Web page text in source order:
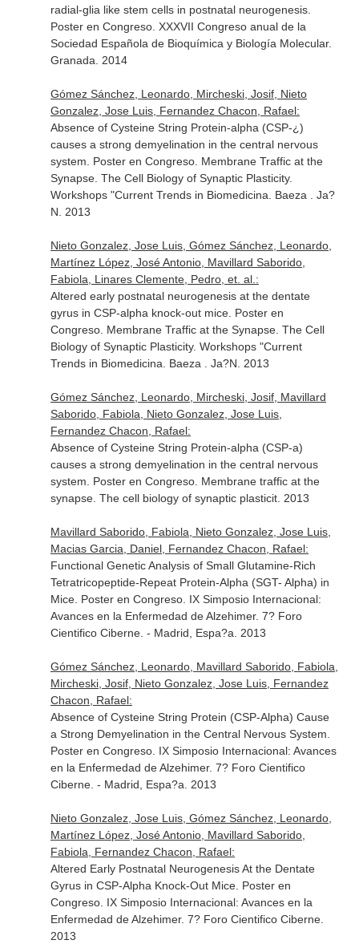
radial-glia like stem cells in postnatal neurogenesis.
Poster en Congreso. XXXVII Congreso anual de la
Sociedad Española de Bioquímica y Biología Molecular.
Granada. 2014
Gómez Sánchez, Leonardo, Mircheski, Josif, Nieto
Gonzalez, Jose Luis, Fernandez Chacon, Rafael:
Absence of Cysteine String Protein-alpha (CSP-¿)
causes a strong demyelination in the central nervous
system. Poster en Congreso. Membrane Traffic at the
Synapse. The Cell Biology of Synaptic Plasticity.
Workshops "Current Trends in Biomedicina. Baeza . Ja?
N. 2013
Nieto Gonzalez, Jose Luis, Gómez Sánchez, Leonardo,
Martínez López, José Antonio, Mavillard Saborido,
Fabiola, Linares Clemente, Pedro, et. al.:
Altered early postnatal neurogenesis at the dentate
gyrus in CSP-alpha knock-out mice. Poster en
Congreso. Membrane Traffic at the Synapse. The Cell
Biology of Synaptic Plasticity. Workshops "Current
Trends in Biomedicina. Baeza . Ja?N. 2013
Gómez Sánchez, Leonardo, Mircheski, Josif, Mavillard
Saborido, Fabiola, Nieto Gonzalez, Jose Luis,
Fernandez Chacon, Rafael:
Absence of Cysteine String Protein-alpha (CSP-a)
causes a strong demyelination in the central nervous
system. Poster en Congreso. Membrane traffic at the
synapse. The cell biology of synaptic plasticit. 2013
Mavillard Saborido, Fabiola, Nieto Gonzalez, Jose Luis,
Macias Garcia, Daniel, Fernandez Chacon, Rafael:
Functional Genetic Analysis of Small Glutamine-Rich
Tetratricopeptide-Repeat Protein-Alpha (SGT- Alpha) in
Mice. Poster en Congreso. IX Simposio Internacional:
Avances en la Enfermedad de Alzehimer. 7? Foro
Cientifico Ciberne. - Madrid, Espa?a. 2013
Gómez Sánchez, Leonardo, Mavillard Saborido, Fabiola,
Mircheski, Josif, Nieto Gonzalez, Jose Luis, Fernandez
Chacon, Rafael:
Absence of Cysteine String Protein (CSP-Alpha) Cause
a Strong Demyelination in the Central Nervous System.
Poster en Congreso. IX Simposio Internacional: Avances
en la Enfermedad de Alzehimer. 7? Foro Cientifico
Ciberne. - Madrid, Espa?a. 2013
Nieto Gonzalez, Jose Luis, Gómez Sánchez, Leonardo,
Martínez López, José Antonio, Mavillard Saborido,
Fabiola, Fernandez Chacon, Rafael:
Altered Early Postnatal Neurogenesis At the Dentate
Gyrus in CSP-Alpha Knock-Out Mice. Poster en
Congreso. IX Simposio Internacional: Avances en la
Enfermedad de Alzehimer. 7? Foro Cientifico Ciberne.
2013